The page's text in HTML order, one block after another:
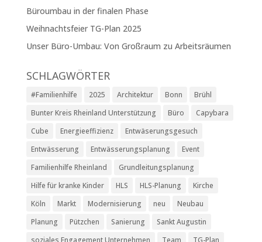
Büroumbau in der finalen Phase
Weihnachtsfeier TG-Plan 2025
Unser Büro-Umbau: Von Großraum zu Arbeitsräumen
SCHLAGWÖRTER
#Familienhilfe 2025 Architektur Bonn
Brühl
Bunter Kreis Rheinland Unterstützung
Büro
Capybara
Cube
Energieeffizienz
Entwäserungsgesuch
Entwässerung
Entwässerungsplanung
Event
Familienhilfe Rheinland
Grundleitungsplanung
Hilfe für kranke Kinder
HLS HLS-Planung
Kirche
Köln
Markt Modernisierung neu
Neubau
Planung
Pützchen Sanierung
Sankt Augustin